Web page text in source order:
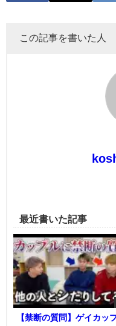
この記事を書いた人
最近書いた記事
【禁断の質問】ゲイカッ